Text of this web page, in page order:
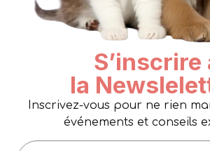
S’inscrire
la
Inscrivez-vous pour ne rien
événements et conseils